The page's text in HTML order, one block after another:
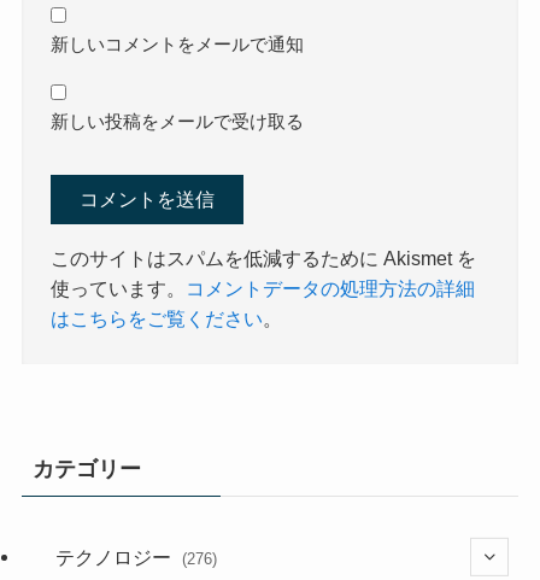
新しいコメントをメールで通知
新しい投稿をメールで受け取る
このサイトはスパムを低減するために Akismet を
使っています。
コメントデータの処理方法の詳細
はこちらをご覧ください。
カテゴリー
テクノロジー (276)